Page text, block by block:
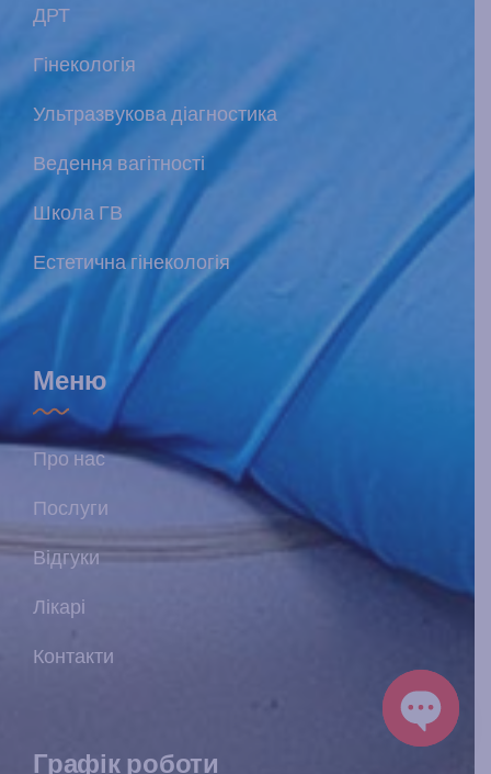
ДРТ
Гінекологія
Ультразвукова діагностика
Ведення вагітності
Школа ГВ
Естетична гінекологія
Меню
Про нас
Послуги
Відгуки
Лікарі
Контакти
Графік роботи